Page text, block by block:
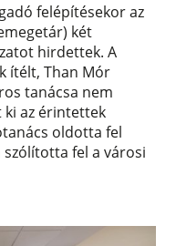
felépítésekor az
két
hirdettek. A
ítélt, Than Mór
tanácsa nem
ki az érintettek
oldotta fel
szólította fel a városi